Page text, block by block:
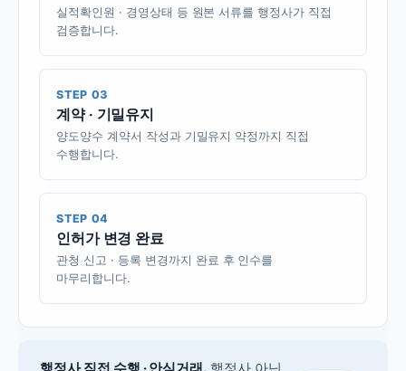
실적확인원 · 경영상태 등 원본 서류를 행정사가 직접
검증합니다.
STEP 03
계약 · 기밀유지
양도양수 계약서 작성과 기밀유지 약정까지 직접
수행합니다.
STEP 04
인허가 변경 완료
관청 신고 · 등록 변경까지 완료 후 인수를
마무리합니다.